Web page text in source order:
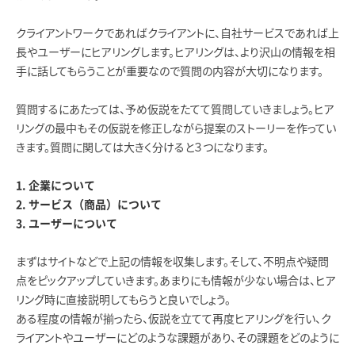
クライアントワークであればクライアントに、自社サービスであれば上
長やユーザーにヒアリングします。ヒアリングは、より沢山の情報を相
手に話してもらうことが重要なので質問の内容が大切になります。
質問するにあたっては、予め仮説をたてて質問していきましょう。ヒア
リングの最中もその仮説を修正しながら提案のストーリーを作ってい
きます。質問に関しては大きく分けると３つになります。
1. 企業について
2. サービス（商品）について
3. ユーザーについて
まずはサイトなどで上記の情報を収集します。そして、不明点や疑問
点をピックアップしていきます。あまりにも情報が少ない場合は、ヒア
リング時に直接説明してもらうと良いでしょう。
ある程度の情報が揃ったら、仮説を立てて再度ヒアリングを行い、ク
ライアントやユーザーにどのような課題があり、その課題をどのように